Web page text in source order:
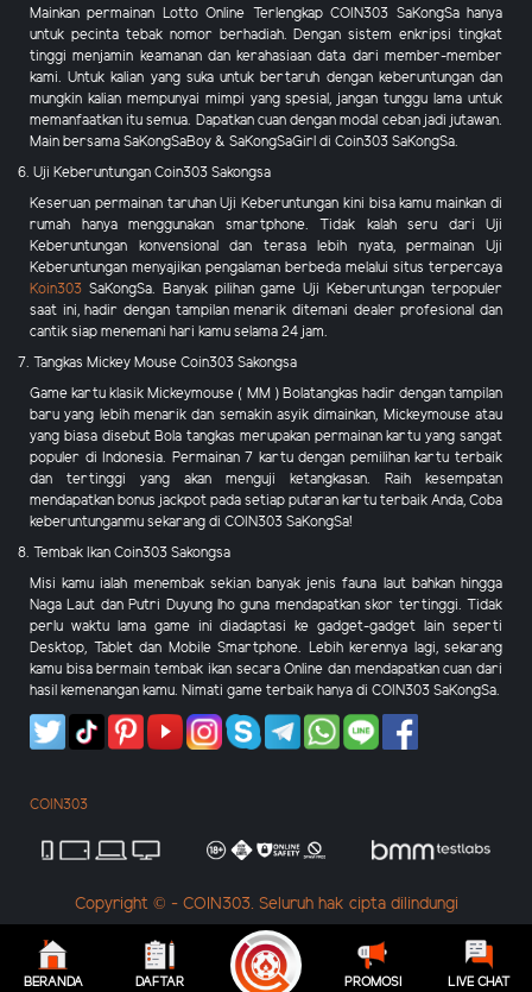
BERANDA DAFTAR PROMOSI LIVE CHAT
Mainkan permainan Lotto Online Terlengkap COIN303 SaKongSa hanya
untuk pecinta tebak nomor berhadiah. Dengan sistem enkripsi tingkat
tinggi menjamin keamanan dan kerahasiaan data dari member-member
kami. Untuk kalian yang suka untuk bertaruh dengan keberuntungan dan
mungkin kalian mempunyai mimpi yang spesial, jangan tunggu lama untuk
memanfaatkan itu semua. Dapatkan cuan dengan modal ceban jadi jutawan.
Main bersama SaKongSaBoy & SaKongSaGirl di Coin303 SaKongSa.
6. Uji Keberuntungan Coin303 Sakongsa
Keseruan permainan taruhan Uji Keberuntungan kini bisa kamu mainkan di
rumah hanya menggunakan smartphone. Tidak kalah seru dari Uji
Keberuntungan konvensional dan terasa lebih nyata, permainan Uji
Keberuntungan menyajikan pengalaman berbeda melalui situs terpercaya
Koin303 SaKongSa. Banyak pilihan game Uji Keberuntungan terpopuler
saat ini, hadir dengan tampilan menarik ditemani dealer profesional dan
cantik siap menemani hari kamu selama 24 jam.
7. Tangkas Mickey Mouse Coin303 Sakongsa
Game kartu klasik Mickeymouse ( MM ) Bolatangkas hadir dengan tampilan
baru yang lebih menarik dan semakin asyik dimainkan, Mickeymouse atau
yang biasa disebut Bola tangkas merupakan permainan kartu yang sangat
populer di Indonesia. Permainan 7 kartu dengan pemilihan kartu terbaik
dan tertinggi yang akan menguji ketangkasan. Raih kesempatan
mendapatkan bonus jackpot pada setiap putaran kartu terbaik Anda, Coba
keberuntunganmu sekarang di COIN303 SaKongSa!
8. Tembak Ikan Coin303 Sakongsa
Misi kamu ialah menembak sekian banyak jenis fauna laut bahkan hingga
Naga Laut dan Putri Duyung lho guna mendapatkan skor tertinggi. Tidak
perlu waktu lama game ini diadaptasi ke gadget-gadget lain seperti
Desktop, Tablet dan Mobile Smartphone. Lebih kerennya lagi, sekarang
kamu bisa bermain tembak ikan secara Online dan mendapatkan cuan dari
hasil kemenangan kamu. Nimati game terbaik hanya di COIN303 SaKongSa.
COIN303
Copyright © - COIN303. Seluruh hak cipta dilindungi